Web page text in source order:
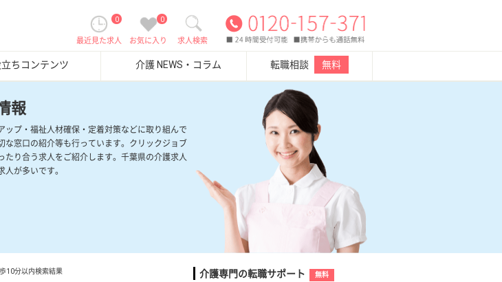
求人検索
0
お気に入り
0
最近見た求人
ちコンテンツ 介護 NEWS・コラム 転職相談 無料
報
プ・福祉人材確保・定着対策などに取り組んで
窓口の紹介等も行っています。クリックジョブ
り合う求人をご紹介します。千葉県の介護求人
が多いです。
10分以内検索結果 介護専門の転職サポート 無料